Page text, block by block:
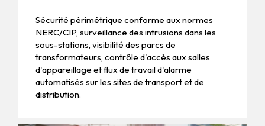
Sécurité périmétrique conforme aux normes
NERC/CIP, surveillance des intrusions dans les
sous-stations, visibilité des parcs de
transformateurs, contrôle d'accès aux salles
d'appareillage et flux de travail d'alarme
automatisés sur les sites de transport et de
distribution.